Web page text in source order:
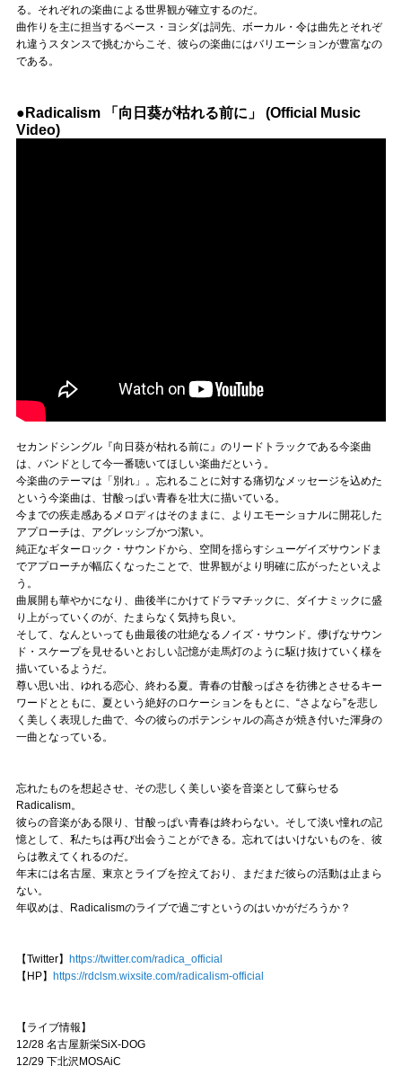
る。それぞれの楽曲による世界観が確立するのだ。
曲作りを主に担当するベース・ヨシダは詞先、ボーカル・令は曲先とそれぞ
れ違うスタンスで挑むからこそ、彼らの楽曲にはバリエーションが豊富なの
である。
●Radicalism 「向日葵が枯れる前に」 (Official Music
Video)
セカンドシングル『向日葵が枯れる前に』のリードトラックである今楽曲
は、バンドとして今一番聴いてほしい楽曲だという。
今楽曲のテーマは「別れ」。忘れることに対する痛切なメッセージを込めた
という今楽曲は、甘酸っぱい青春を壮大に描いている。
今までの疾走感あるメロディはそのままに、よりエモーショナルに開花した
アプローチは、アグレッシブかつ潔い。
純正なギターロック・サウンドから、空間を揺らすシューゲイズサウンドま
でアプローチが幅広くなったことで、世界観がより明確に広がったといえよ
う。
曲展開も華やかになり、曲後半にかけてドラマチックに、ダイナミックに盛
り上がっていくのが、たまらなく気持ち良い。
そして、なんといっても曲最後の壮絶なるノイズ・サウンド。儚げなサウン
ド・スケープを見せるいとおしい記憶が走馬灯のように駆け抜けていく様を
描いているようだ。
尊い思い出、ゆれる恋心、終わる夏。青春の甘酸っぱさを彷彿とさせるキー
ワードとともに、夏という絶好のロケーションをもとに、“さよなら”を悲し
く美しく表現した曲で、今の彼らのポテンシャルの高さが焼き付いた渾身の
一曲となっている。
忘れたものを想起させ、その悲しく美しい姿を音楽として蘇らせる
Radicalism。
彼らの音楽がある限り、甘酸っぱい青春は終わらない。そして淡い憧れの記
憶として、私たちは再び出会うことができる。忘れてはいけないものを、彼
らは教えてくれるのだ。
年末には名古屋、東京とライブを控えており、まだまだ彼らの活動は止まら
ない。
年収めは、Radicalismのライブで過ごすというのはいかがだろうか？
【Twitter】 https://twitter.com/radica_official
【HP】 https://rdclsm.wixsite.com/radicalism-official
【ライブ情報】
12/28 名古屋新栄SiX-DOG
12/29 下北沢MOSAiC